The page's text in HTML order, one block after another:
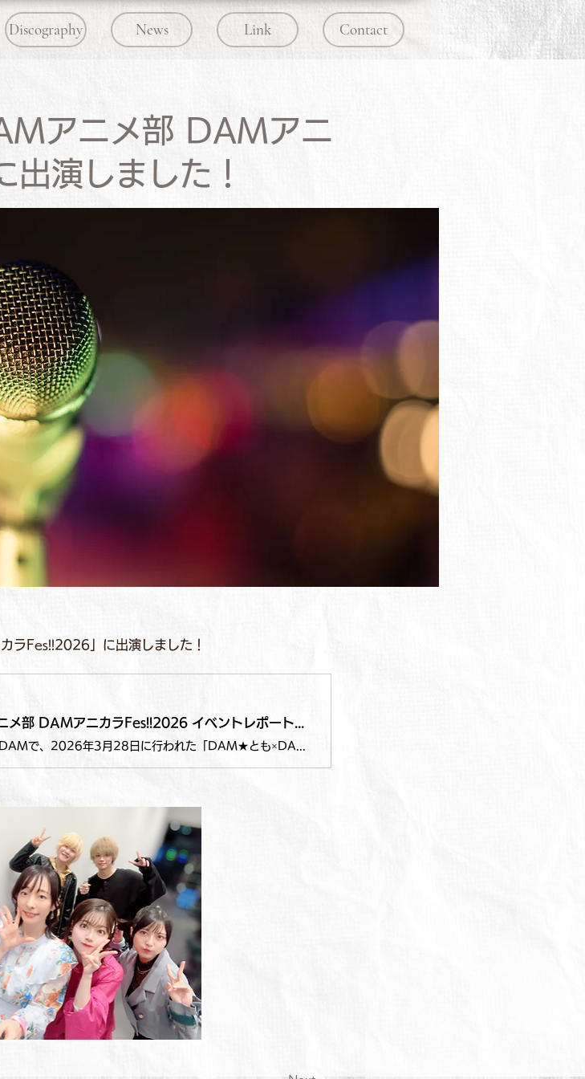
Discography News Link Contact
アニメ部 DAMアニ
演しました！
ラFes!!2026」に出演しました！